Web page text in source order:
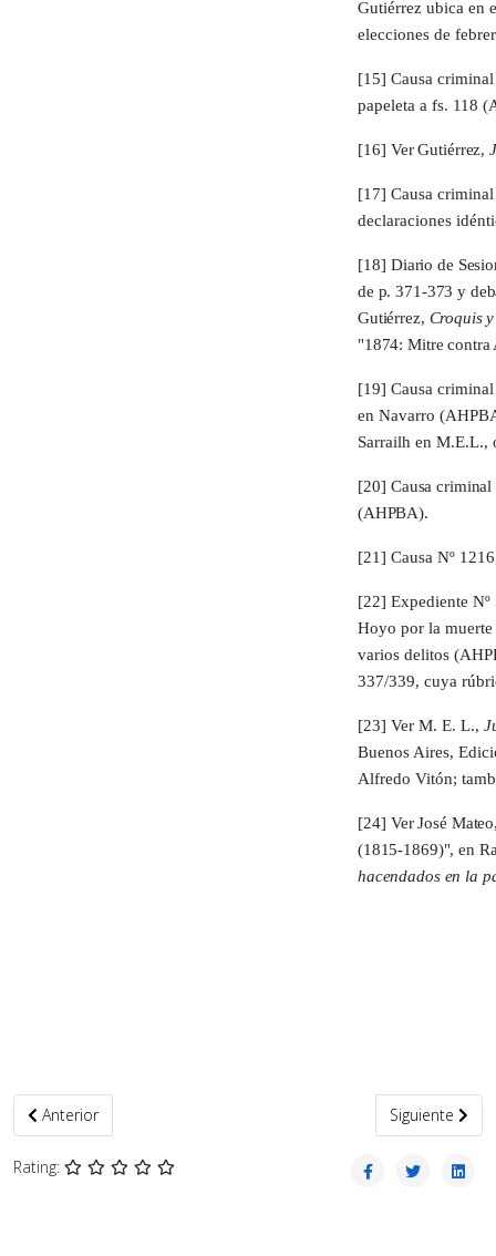
Gutiérrez ubica en
elec­ciones de
[15] Causa
papeleta a fs. 118
[16] Ver Gutiérrez,
[17] Causa
declaraciones
[18] Diario de
de p. 371-373 y
Gutiérrez, Croquis
"1874: Mitre
[19] Causa
en Navarro
Sarrailh en M.E.L.,
[20] Causa
(AHPBA).
[21] Causa Nº
[22] Expediente
Hoyo por la muerte
varios delitos
337/339, cuya
[23] Ver M. E. L.,
Buenos Aires,
Alfredo Vitón;
[24] Ver José
(1815-1869)", en
hacendados en la
Artículo anterior: Cuando la genética hace historia
Anterior Artículo
Siguiente
Rating: